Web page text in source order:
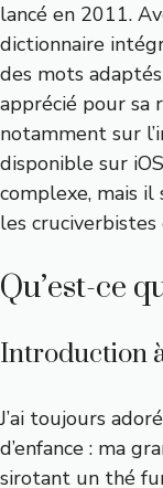
lancé en 2011.
dictionnaire
des mots
apprécié pour sa
notamment sur
disponible sur
complexe, mais
les cruciverbistes
Qu’est-ce
Introduction
J’ai toujours
d’enfance : ma
sirotant un thé